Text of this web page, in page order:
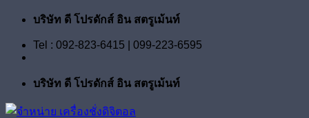
ข้าม
บริษัท ดี โปรดักส์ อิน สตรูเม้นท์
Tel : 092-823-6415 | 099-223-6595
บริษัท ดี โปรดักส์ อิน สตรูเม้นท์